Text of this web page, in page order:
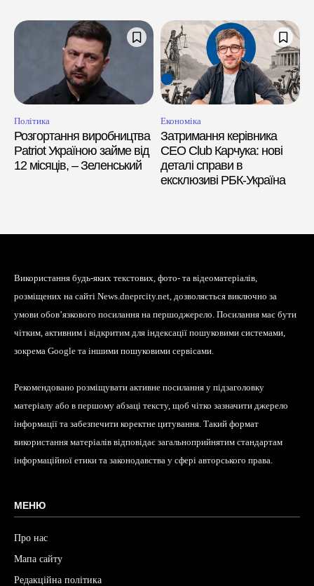
Політика
Розгортання виробництва
Patriot Україною займе від
12 місяців, – Зеленський
Економіка
Затримання керівника
CEO Club Карчука: нові
деталі справи в
ексклюзиві РБК-Україна
Використання будь-яких текстових, фото- та відеоматеріалів,
розміщених на сайті News.dneprcity.net, дозволяється виключно за
умови обов’язкового посилання на першоджерело. Посилання має бути
чітким, активним і відкритим для індексації пошуковими системами,
зокрема Google та іншими пошуковими сервісами.
Рекомендовано розміщувати активне посилання у підзаголовку
матеріалу або в першому абзаці тексту, щоб чітко зазначити джерело
інформації та забезпечити коректне цитування. Такий формат
використання матеріалів відповідає загальноприйнятим стандартам
інформаційної етики та законодавства у сфері авторського права.
МЕНЮ
Про нас
Мапа сайту
Редакційна політика